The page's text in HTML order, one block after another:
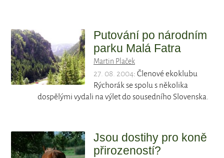
Putování po národním
parku Malá Fatra
Martin Plaček
27. 08. 2004: Členové ekoklubu
Rýchorák se spolu s několika
dospělými vydali na výlet do sousedního Slovenska.
Jsou dostihy pro koně
přirozeností?